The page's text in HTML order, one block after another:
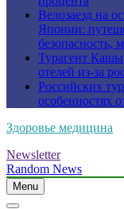
Велозаезд на
Японии:
безопасность,
Турагент
отелей из-за
Российских
особенностях
Здоровье медицина
Newsletter
Random News
Menu